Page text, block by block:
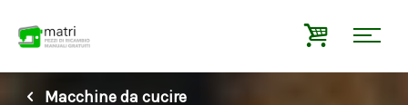
Macchine da cucire